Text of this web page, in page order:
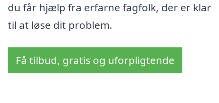
du får hjælp fra erfarne fagfolk, der er klar
til at løse dit problem.
Få tilbud, gratis og uforpligtende